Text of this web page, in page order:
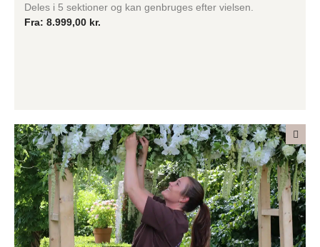
Deles i 5 sektioner og kan genbruges efter vielsen.
Fra: 8.999,00 kr.